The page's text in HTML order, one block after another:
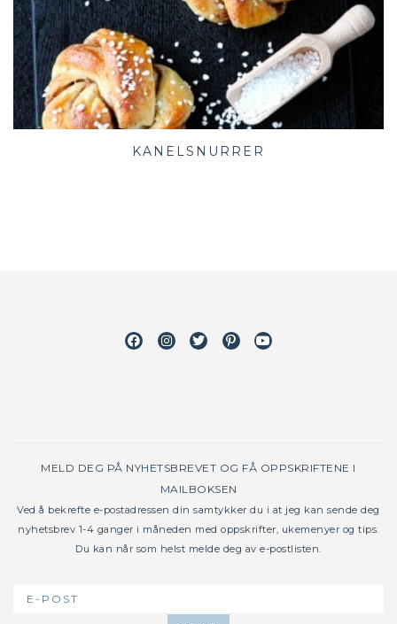
KANELSNURRER
FacebookInstagram
TwitterPinterestYoutube
MELD DEG PÅ NYHETSBREVET OG FÅ OPPSKRIFTENE I
MAILBOKSEN
Ved å bekrefte e-postadressen din samtykker du i at jeg kan sende deg
nyhetsbrev 1-4 ganger i måneden med oppskrifter, ukemenyer og tips.
Du kan når som helst melde deg av e-postlisten.